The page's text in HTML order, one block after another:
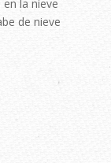
la nieve
de nieve